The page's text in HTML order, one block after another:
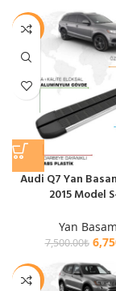
-10%
Audi Q7 Yan
2015 Model
Yan
7,500.00₺
-11%